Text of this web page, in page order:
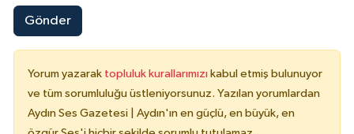
Gönder
Yorum yazarak topluluk kurallarımızı kabul etmiş bulunuyor
ve tüm sorumluluğu üstleniyorsunuz. Yazılan yorumlardan
Aydın Ses Gazetesi | Aydın'ın en güçlü, en büyük, en